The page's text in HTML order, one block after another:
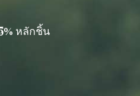
หลักชิ้น